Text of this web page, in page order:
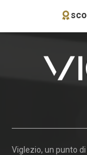
Viglezio, un punto